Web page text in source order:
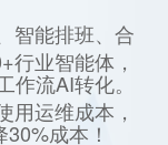
智能排班、合
行业智能体，
作流AI转化。
用运维成本，
成本！